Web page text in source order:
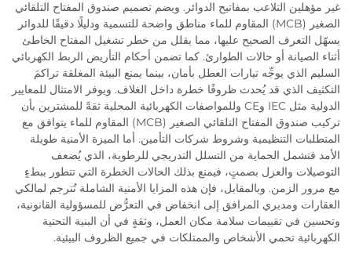
غير مؤهلين التلاعب بمفاتيح الدوائر. ويضم تصميم صندوق المفتاح التلقائي
الصغير (MCB) المقاوم للماء مناطق واضحة للتسمية ودليلًا دقيقًا للدوائر
يسهّل التعرف الصحيح عليها، مما يقلل من خطر تشغيل المفتاح الخاطئ
أثناء الصيانة أو حالات الطوارئ. كما تضمن أحكام التأريض الربط الكهربائي
السليم الذي يوجِّه تيارات العطل بأمان، بينما يمنع البيئة المغلقة تراكمَ
التكثيف الذي قد يُحدث ظروفًا خطرة داخل الغلاف. ويوفر الامتثال للمعايير
الدولية مثل IEC وCE وللمواصفات الكهربائية المحلية ثقةً للمشترين بأن
تركيب صندوق المفتاح التلقائي الصغير (MCB) المقاوم للماء يتوافق مع
المتطلبات التنظيمية وشروط شركات التأمين. أما الميزة الأمنية طويلة
الأمد فتشمل الحماية من التسلل التدريجي للرطوبة، الذي يُضعف
التوصيلات والعزل بصمتٍ، فيمنع بذلك الحالات الخطرة التي تتطور ببطءٍ
مع مرور الزمن. وبالمقابل، فإن هذه المزايا الأمنية الشاملة تُترجم لمالكي
العقارات ومديري المرافق إلى انخفاض في التعرُّض للمسؤولية القانونية،
وتحسين في تقييمات سلامة مكان العمل، وثقةٍ في أن البنية التحتية
الكهربائية تحمي الأشخاص والممتلكات في جميع الظروف البيئية.